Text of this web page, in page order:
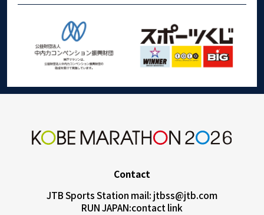
Contact
JTB Sports Station mail: jtbss@jtb.com
RUN JAPAN:contact link